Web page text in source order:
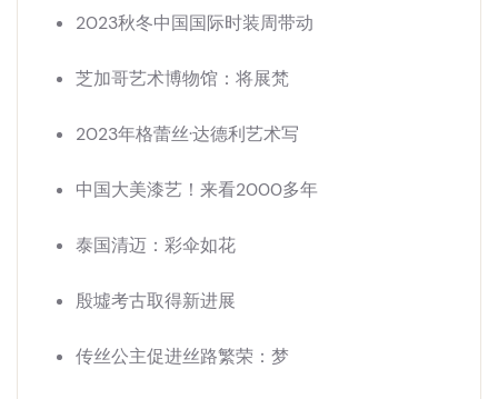
2023秋冬中国国际时装周带动
芝加哥艺术博物馆：将展梵
2023年格蕾丝·达德利艺术写
中国大美漆艺！来看2000多年
泰国清迈：彩伞如花
殷墟考古取得新进展
传丝公主促进丝路繁荣：梦